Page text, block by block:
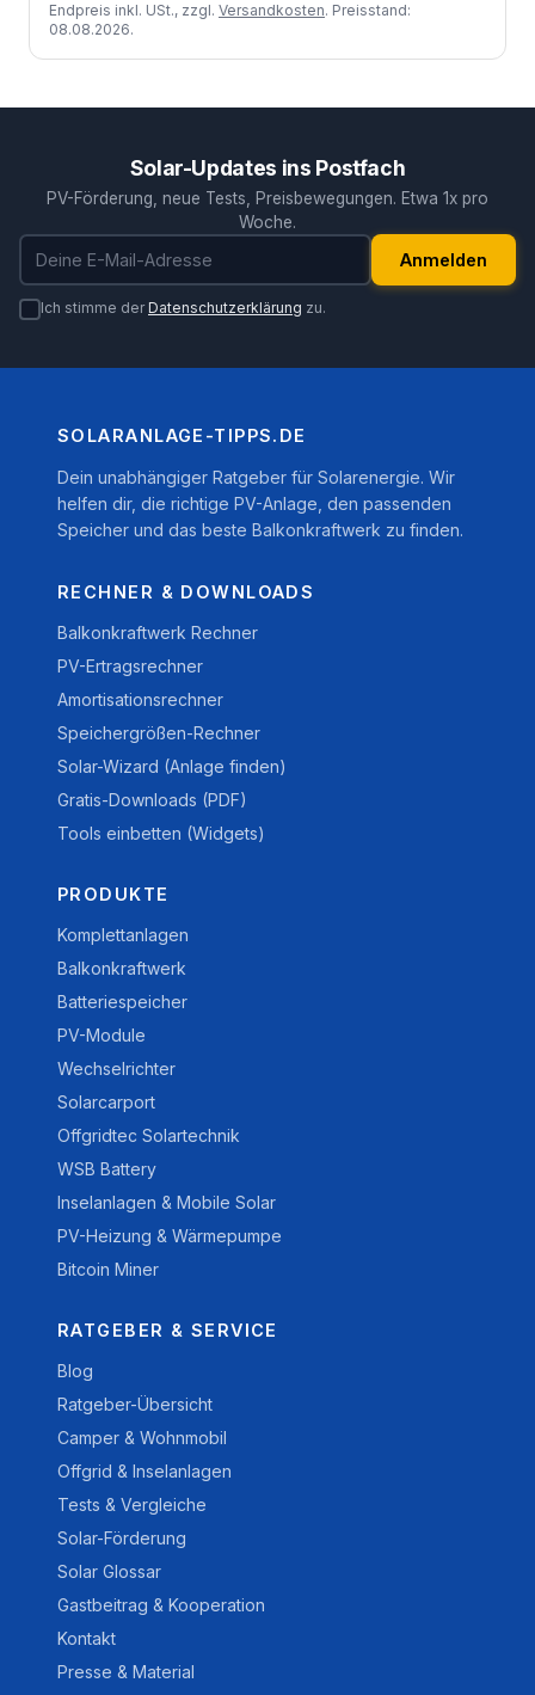
Endpreis inkl. USt., zzgl. Versandkosten. Preisstand:
08.08.2026.
Solar-Updates ins Postfach
PV-Förderung, neue Tests, Preisbewegungen. Etwa 1x pro
Woche.
E-Mail-Adresse
Anmelden
Ich stimme derDatenschutzerklärung zu.
SOLARANLAGE-TIPPS.DE
Dein unabhängiger Ratgeber für Solarenergie. Wir
helfen dir, die richtige PV-Anlage, den passenden
Speicher und das beste Balkonkraftwerk zu finden.
RECHNER & DOWNLOADS
Balkonkraftwerk Rechner
PV-Ertragsrechner
Amortisationsrechner
Speichergrößen-Rechner
Solar-Wizard (Anlage finden)
Gratis-Downloads (PDF)
Tools einbetten (Widgets)
PRODUKTE
Komplettanlagen
Balkonkraftwerk
Batteriespeicher
PV-Module
Wechselrichter
Solarcarport
Offgridtec Solartechnik
WSB Battery
Inselanlagen & Mobile Solar
PV-Heizung & Wärmepumpe
Bitcoin Miner
RATGEBER & SERVICE
Blog
Ratgeber-Übersicht
Camper & Wohnmobil
Offgrid & Inselanlagen
Tests & Vergleiche
Solar-Förderung
Solar Glossar
Gastbeitrag & Kooperation
Kontakt
Presse & Material